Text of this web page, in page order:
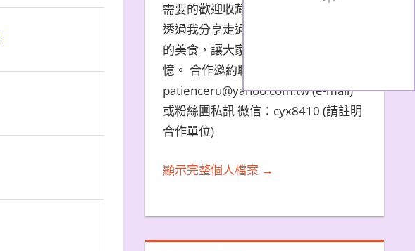
需要的歡迎收藏文章。 希望大家能夠
透過我分享走過的旅遊景點和品嚐過
的美食，讓大家都能夠擁有美好的回
憶。 合作邀約聯繫方式：
patienceru@yahoo.com.tw (e-mail)
或粉絲團私訊 微信：cyx8410 (請註明
合作單位)
顯示完整個人檔案 →